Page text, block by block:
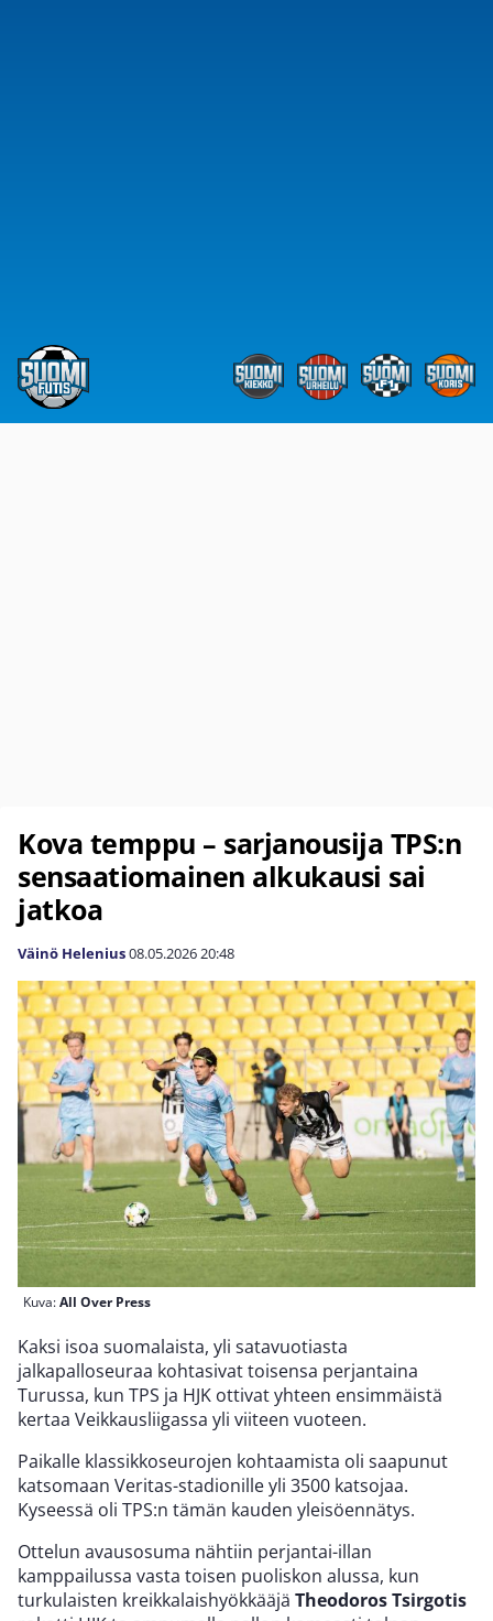
Kova temppu – sarjanousija TPS:n
sensaatiomainen alkukausi sai
jatkoa
Väinö Helenius08.05.202620:48
Kuva:All Over Press
Kaksi isoa suomalaista, yli satavuotiasta
jalkapalloseuraa kohtasivat toisensa perjantaina
Turussa, kun TPS ja HJK ottivat yhteen ensimmäistä
kertaa Veikkausliigassa yli viiteen vuoteen.
Paikalle klassikkoseurojen kohtaamista oli saapunut
katsomaan Veritas-stadionille yli 3500 katsojaa.
Kyseessä oli TPS:n tämän kauden yleisöennätys.
Ottelun avausosuma nähtiin perjantai-illan
kamppailussa vasta toisen puoliskon alussa, kun
turkulaisten kreikkalaishyökkääjä Theodoros Tsirgotis